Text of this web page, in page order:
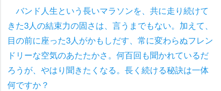
バンド人生という長いマラソンを、共に走り続けて
きた3人の結束力の固さは、言うまでもない。加えて、
目の前に座った3人がかもしだす、常に変わらぬフレン
ドリーな空気のあたたかさ。何百回も聞かれているだ
ろうが、やはり聞きたくなる。長く続ける秘訣は一体
何ですか？